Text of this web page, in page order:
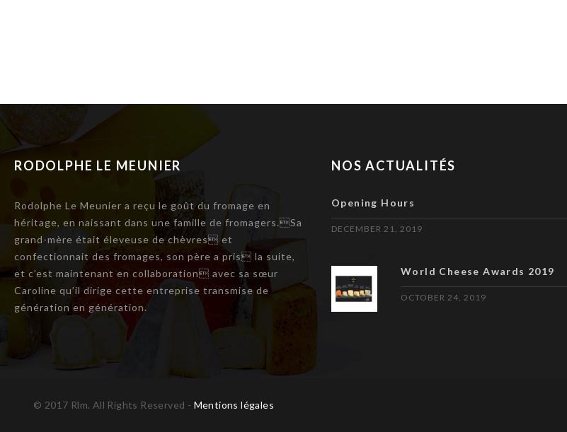
RODOLPHE LE MEUNIER
Rodolphe Le Meunier a reçu le goût du fromage en
héritage, en naissant dans une famille de fromagers.Sa
grand-mère était éleveuse de chèvres et
confectionnait des fromages, son père a pris la suite,
et c’est maintenant en collaboration avec sa sœur
Caroline qu’il dirige cette entreprise transmise de
génération en génération.
NOS ACTUALITÉS
Opening Hours
DECEMBER 21, 2019
World Cheese Awards 2019
OCTOBER 24, 2019
© 2017 Rlm. All Rights Reserved - Mentions légales